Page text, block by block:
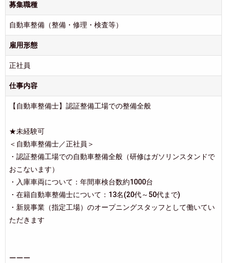
募集職種
自動車整備（整備・修理・検査等）
雇用形態
正社員
仕事内容
【自動車整備士】認証整備工場での整備全般
★未経験可
＜自動車整備士／正社員＞
・認証整備工場での自動車整備全般（研修はガソリンスタンドで
おこないます）
・入庫車両について：年間車検台数約1000台
・在籍自動車整備士について：13名(20代～50代まで)
・新規事業（指定工場）のオープニングスタッフとして働いてい
ただきます
ーーー